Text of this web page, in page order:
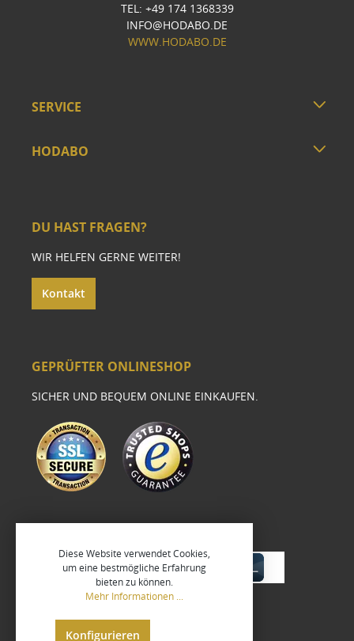
TEL: +49 174 1368339
INFO@HODABO.DE
WWW.HODABO.DE
SERVICE
HODABO
DU HAST FRAGEN?
WIR HELFEN GERNE WEITER!
Kontakt
GEPRÜFTER ONLINESHOP
SICHER UND BEQUEM ONLINE EINKAUFEN.
Diese Website verwendet Cookies,
um eine bestmögliche Erfahrung
bieten zu können.
Mehr Informationen ...
Konfigurieren